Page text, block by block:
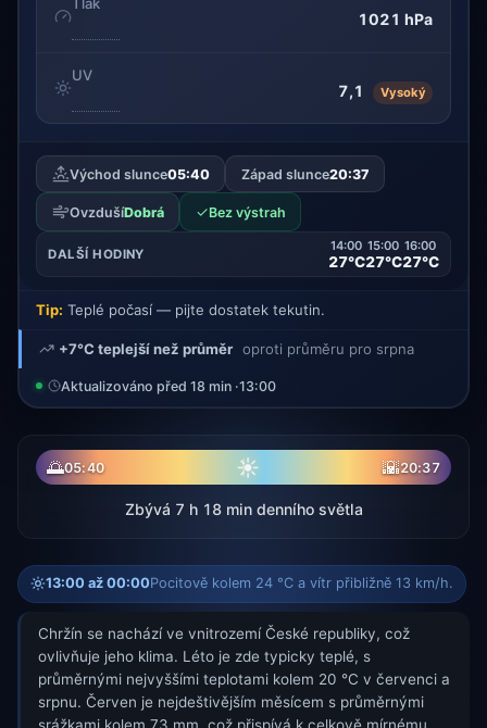
1021 hPa
UV
7,1 Vysoký
Východ slunce05:40 Západ slunce20:37
OvzdušíDobrá ✓Bez výstrah
DALŠÍ HODINY
14:00
27°C
15:00
27°C
16:00
27°C
Tip: Teplé počasí — pijte dostatek tekutin.
+7°C teplejší než průměr oproti průměru pro srpna
Aktualizováno před 18 min ·13:00
🌅05:40 ☀ 🌇20:37
Zbývá 7 h 18 min denního světla
13:00 až 00:00Pocitově kolem 24 °C a vítr přibližně 13 km/h.
Chržín se nachází ve vnitrozemí České republiky, což
ovlivňuje jeho klima. Léto je zde typicky teplé, s
průměrnými nejvyššími teplotami kolem 20 °C v červenci a
srpnu. Červen je nejdeštivějším měsícem s průměrnými